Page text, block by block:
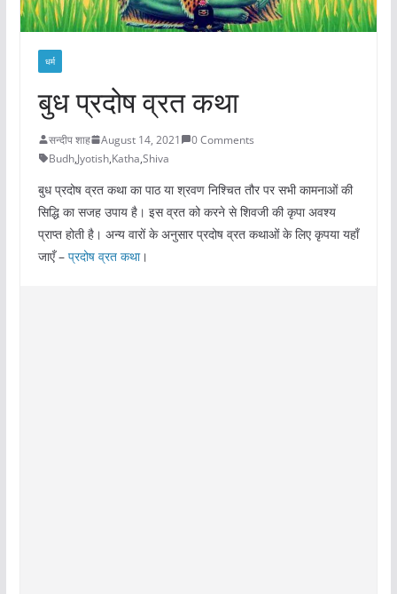
धर्म
बुध प्रदोष व्रत कथा
सन्दीप शाह August 14, 2021
0 Comments
Budh,Jyotish,Katha,Shiva
बुध प्रदोष व्रत कथा का पाठ या श्रवण निश्चित तौर पर सभी कामनाओं की
सिद्धि का सजह उपाय है। इस व्रत को करने से शिवजी की कृपा अवश्य
प्राप्त होती है। अन्य वारों के अनुसार प्रदोष व्रत कथाओं के लिए कृपया यहाँ
जाएँ – प्रदोष व्रत कथा।